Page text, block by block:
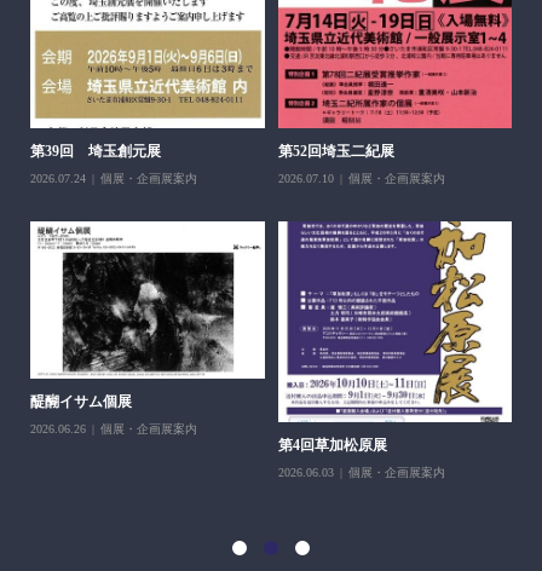
第39回 埼玉創元展
2026.07.24 個展・企画展案内
第52回埼玉二紀展
2026.07.10 個展・企画展案内
醍醐イサム個展
2026.06.26 個展・企画展案内
第4回草加松原展
2026.06.03 個展・企画展案内